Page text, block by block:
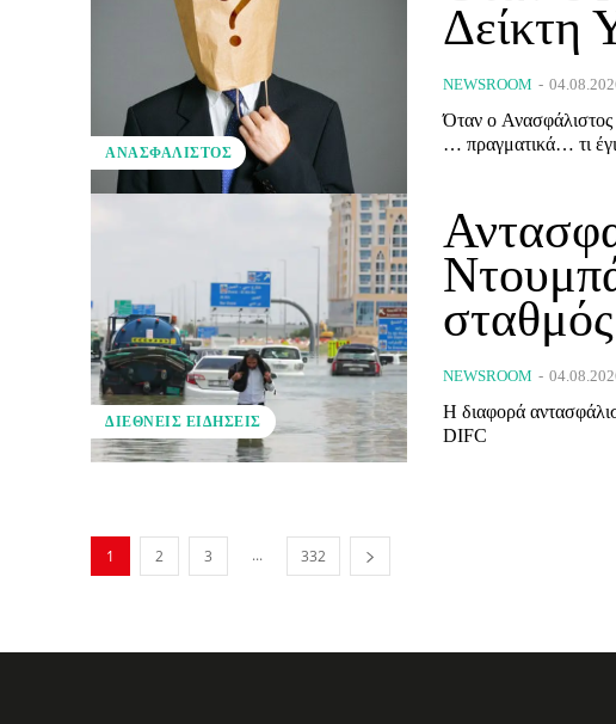
ΑΝΑΣΦΆΛΙΣΤΟΣ
Δείκτη
NEWSROOM -
Όταν ο
… πραγματικά… τι
ΔΙΕΘΝΕΊΣ ΕΙΔΉΣΕΙΣ
NEWSROOM -
Η διαφορά
DIFC
1 2 3 ... 332